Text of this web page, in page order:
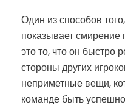
Один из способов
показывает
это то, что он быстро
стороны других
неприметные вещи,
команде быть